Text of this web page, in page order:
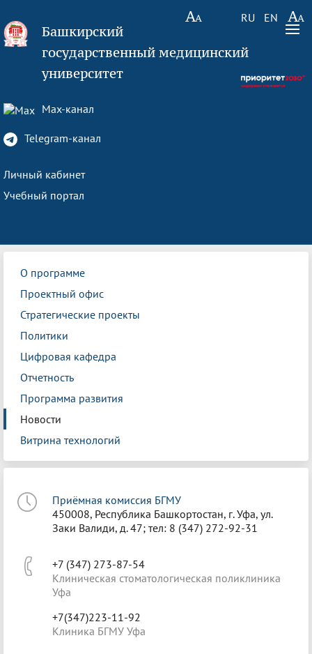
RU EN
Башкирский
государственный медицинский
университет
Max-канал
Telegram-канал
Личный кабинет
Учебный портал
О программе
Проектный офис
Стратегические проекты
Политики
Цифровая кафедра
Отчетность
Программа развития
Новости
Витрина технологий
Приёмная комиссия БГМУ
450008, Республика Башкортостан, г. Уфа, ул.
Заки Валиди, д. 47; тел: 8 (347) 272-92-31
+7 (347) 273-87-54
Клиническая стоматологическая поликлиника
Уфа
+7(347)223-11-92
Клиника БГМУ Уфа